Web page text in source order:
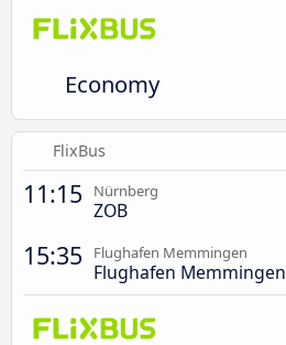
Economy
FlixBus
11:15 Nürnberg
ZOB
15:35 Flughafen Memmingen
Flughafen Memmingen